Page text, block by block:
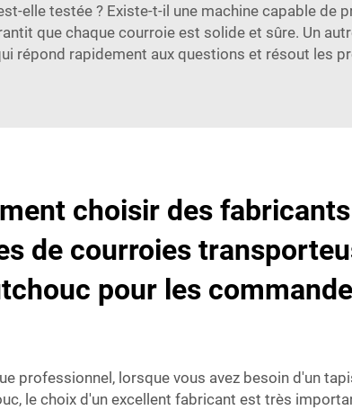
elle testée ? Existe-t-il une machine capable de
que chaque courroie est solide et sûre. Un
répond rapidement aux questions et résout les
choisir des fabricants
de courroies
pour les
professionnel, lorsque vous avez besoin d'un
le choix d'un excellent fabricant est très